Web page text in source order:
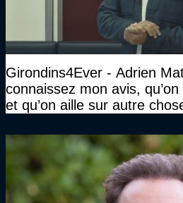
Girondins4Ever - Adrien
connaissez mon avis,
et qu’on aille sur autre